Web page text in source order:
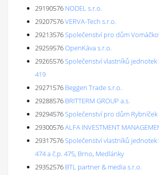
29190576 NODEL s.r.o.
29207576VERVA-Tech s.r.o.
29213576Společenství pro dům
29259576OpenKáva s.r.o.
29265576Společenství vlastníků jednotek
419
29271576 Beggen Trade s.r.o.
29288576 BRITTERM GROUP a.s.
29294576Společenství pro dům Rybníček
29300576ALFA INVESTMENT
29317576Společenství vlastníků jednotek
474 a č.p. 475, Brno, Medlánky
29352576 BTL partner & media s.r.o.